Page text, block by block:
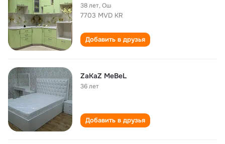
38 лет,Ош
7703 MVD KR
Добавить в друзья
ZaKaZ MeBeL
36 лет
Добавить в друзья